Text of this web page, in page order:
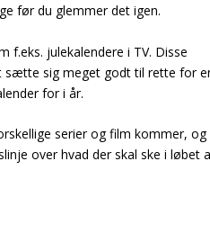
før du glemmer det igen.
f.eks. julekalendere i TV. Disse
sætte sig meget godt til rette for
for i år.
serier og film kommer, og
over hvad der skal ske i løbet